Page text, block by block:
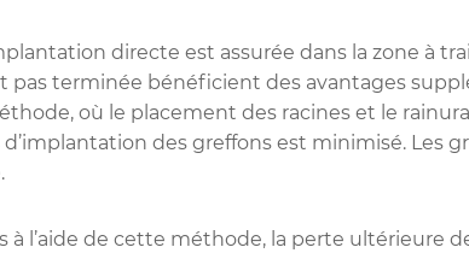
directe est assurée dans la zone à
pas terminée bénéficient des avantages
où le placement des racines et le
des greffons est minimisé. Les
à l’aide de cette méthode, la perte ultérieure